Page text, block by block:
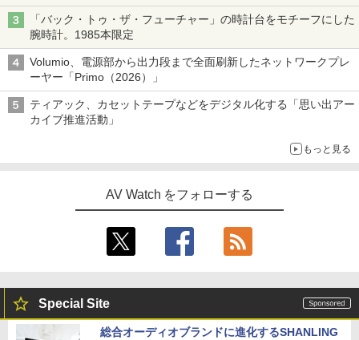
「Galaxy Z Fold」
「バック・トゥ・ザ・フューチャー」の時計台をモチーフにした
腕時計。1985本限定
Volumio、電源部から出力段まで全面刷新したネットワークプレ
ーヤー「Primo（2026）」
ティアック、カセットテープなどをデジタル化する「思い出アー
カイブ推進活動」
もっと見る
AV Watch をフォローする
Special Site
総合オーディオブランドに進化するSHANLING